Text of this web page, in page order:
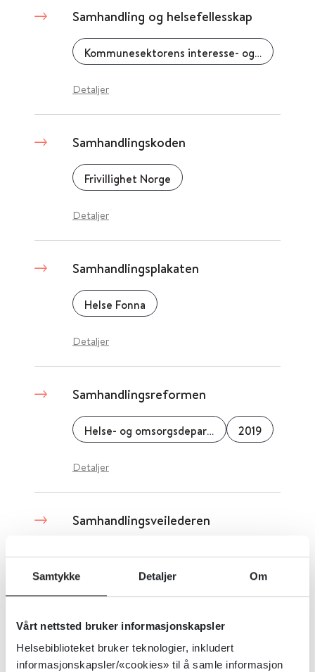
Samtykke Detaljer Om
Vårt nettsted bruker informasjonskapsler
Helsebiblioteket bruker teknologier, inkludert
informasjonskapsler/«cookies» til å samle informasjon
Samhandling og helsefellesskap
Kommunesektorens interesse- og arbeidsgiverorganisasjon (KS)
Detaljer
Samhandlingskoden
Frivillighet Norge
Detaljer
Samhandlingsplakaten
Helse Fonna
Detaljer
Samhandlingsreformen
Helse- og omsorgsdepartementet (HOD) 2019
Detaljer
Samhandlingsveilederen
Den norske legeforening
Detaljer
Samisk statistikk